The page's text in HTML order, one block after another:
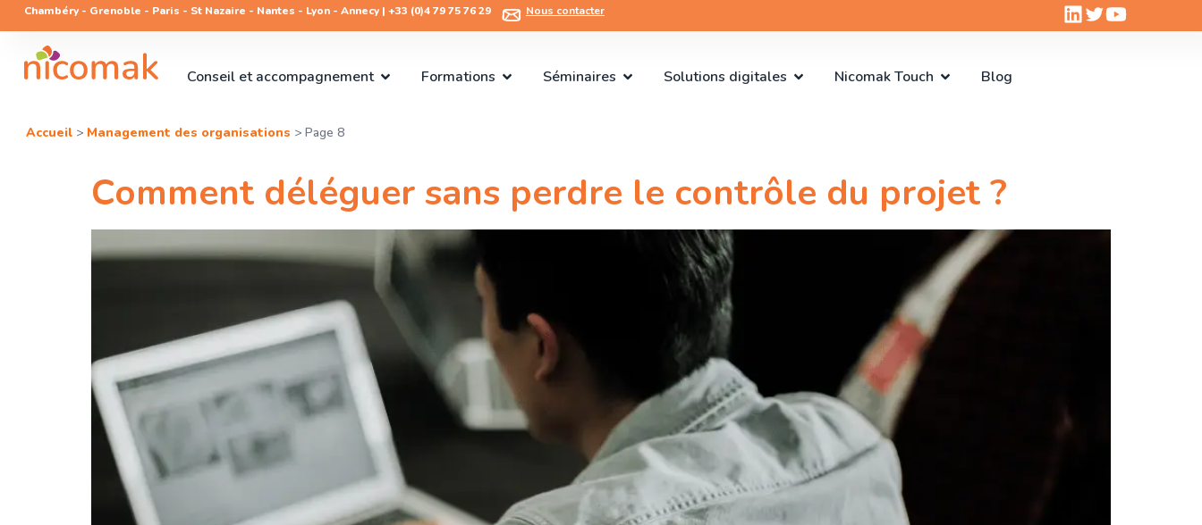
Chambéry - Grenoble - Paris - St Nazaire - Nantes - Lyon - Annecy | +33 (0)4 79 75 76 29​ Nous contacter
Conseil et accompagnement Formations Séminaires Solutions digitales Nicomak Touch Blog
Accueil> Management des organisations > Page 8
Comment déléguer sans perdre le contrôle du projet ?